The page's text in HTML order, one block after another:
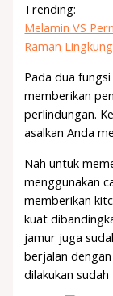
Trending:
Melamin VS
Raman
Pada dua
memberikan
perlindungan.
asalkan Anda
Nah untuk
menggunakan
memberikan
kuat
jamur juga
berjalan
dilakukan